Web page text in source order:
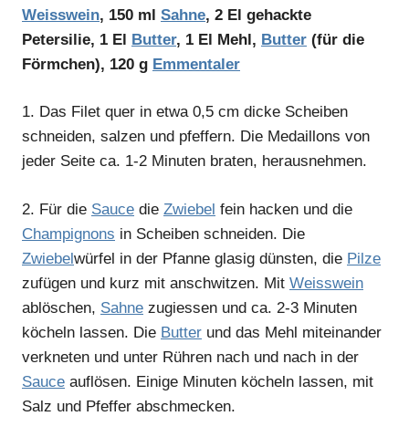
Weisswein, 150 ml Sahne, 2 El gehackte
Petersilie, 1 El Butter, 1 El Mehl, Butter (für die
Förmchen), 120 g Emmentaler
1. Das Filet quer in etwa 0,5 cm dicke Scheiben
schneiden, salzen und pfeffern. Die Medaillons von
jeder Seite ca. 1-2 Minuten braten, herausnehmen.
2. Für die Sauce die Zwiebel fein hacken und die
Champignons in Scheiben schneiden. Die
Zwiebelwürfel in der Pfanne glasig dünsten, die Pilze
zufügen und kurz mit anschwitzen. Mit Weisswein
ablöschen, Sahne zugiessen und ca. 2-3 Minuten
köcheln lassen. Die Butter und das Mehl miteinander
verkneten und unter Rühren nach und nach in der
Sauce auflösen. Einige Minuten köcheln lassen, mit
Salz und Pfeffer abschmecken.